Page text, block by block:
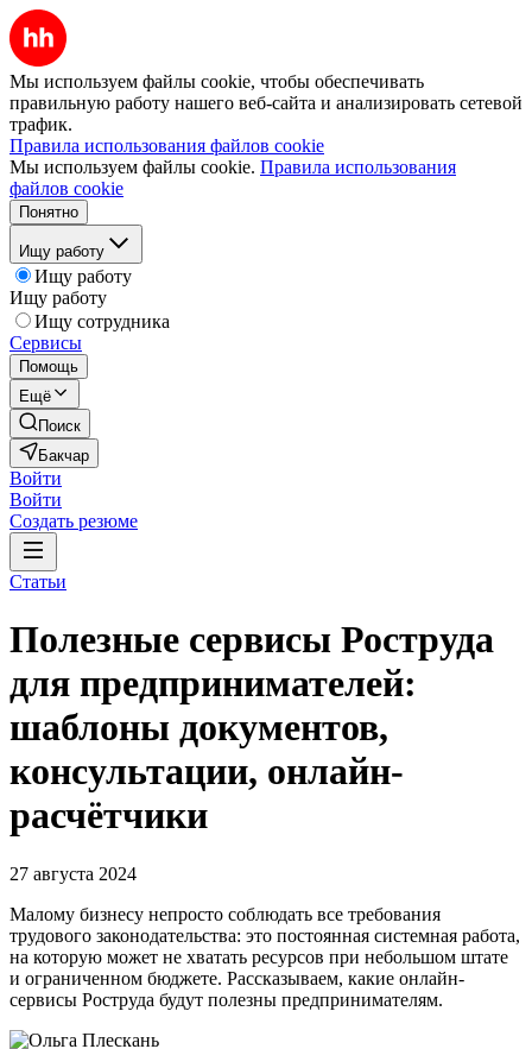
Мы используем файлы cookie, чтобы обеспечивать
правильную работу нашего веб-сайта и анализировать сетевой
трафик.
Правила использования файлов cookie
Мы используем файлы cookie. Правила использования
файлов cookie
Понятно
Ищу работу
Ищу работу
Ищу работу
Ищу сотрудника
Сервисы
Помощь
Ещё
Поиск
Бакчар
Войти
Войти
Создать резюме
Статьи
Полезные сервисы Роструда
для предпринимателей:
шаблоны документов,
консультации, онлайн-
расчётчики
27 августа 2024
Малому бизнесу непросто соблюдать все требования
трудового законодательства: это постоянная системная работа,
на которую может не хватать ресурсов при небольшом штате
и ограниченном бюджете. Рассказываем, какие онлайн-
сервисы Роструда будут полезны предпринимателям.